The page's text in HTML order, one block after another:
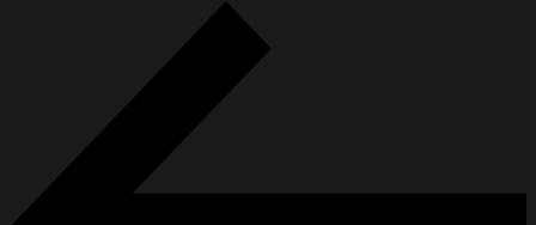
Beitragsnavigation